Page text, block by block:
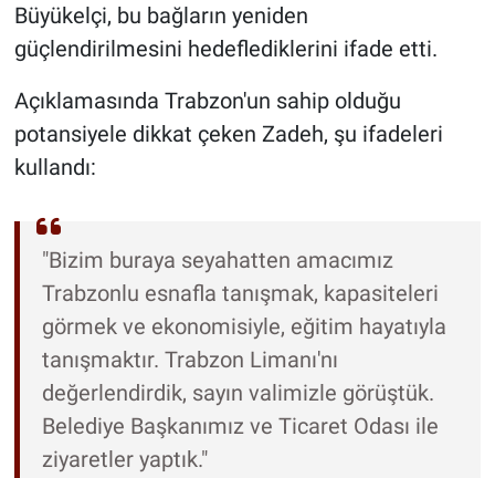
Büyükelçi, bu bağların yeniden
güçlendirilmesini hedeflediklerini ifade etti.
Açıklamasında Trabzon'un sahip olduğu
potansiyele dikkat çeken Zadeh, şu ifadeleri
kullandı:
"Bizim buraya seyahatten amacımız
Trabzonlu esnafla tanışmak, kapasiteleri
görmek ve ekonomisiyle, eğitim hayatıyla
tanışmaktır. Trabzon Limanı'nı
değerlendirdik, sayın valimizle görüştük.
Belediye Başkanımız ve Ticaret Odası ile
ziyaretler yaptık."